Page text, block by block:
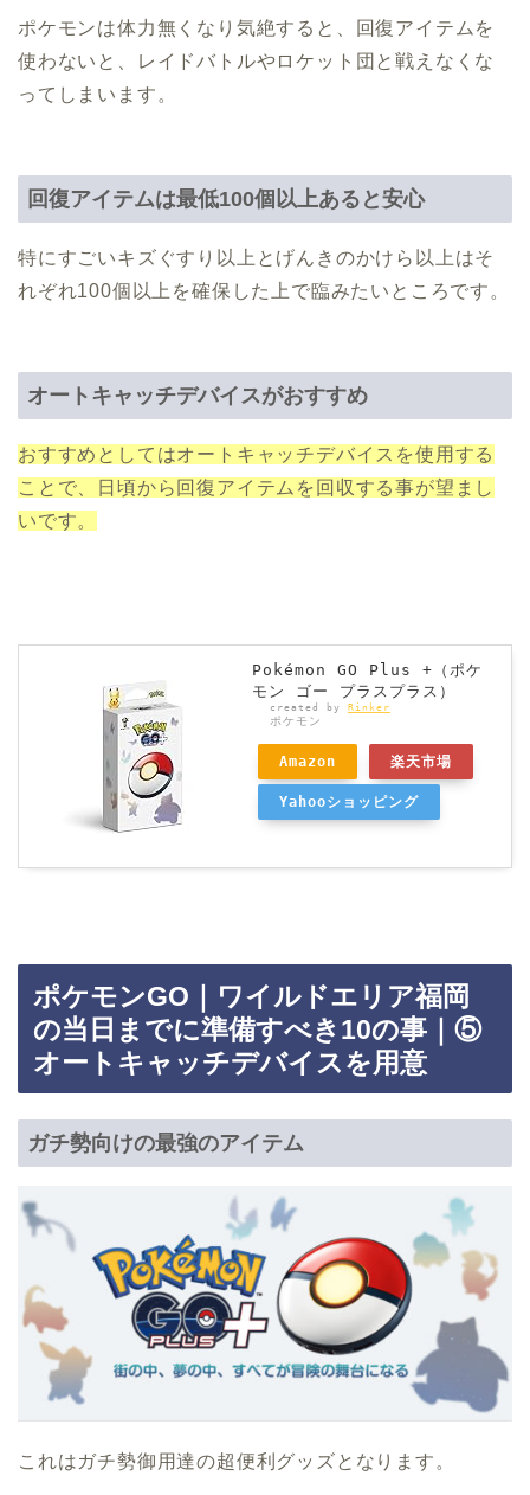
ポケモンは体力無くなり気絶すると、回復アイテムを
使わないと、レイドバトルやロケット団と戦えなくな
ってしまいます。
回復アイテムは最低100個以上あると安心
特にすごいキズぐすり以上とげんきのかけら以上はそ
れぞれ100個以上を確保した上で臨みたいところです。
オートキャッチデバイスがおすすめ
おすすめとしてはオートキャッチデバイスを使用する
ことで、日頃から回復アイテムを回収する事が望まし
いです。
Pokémon GO Plus +（ポケ
モン ゴー プラスプラス）
created by Rinker
ポケモン
Amazon 楽天市場
Yahooショッピング
ポケモンGO｜ワイルドエリア福岡
の当日までに準備すべき10の事｜⑤
オートキャッチデバイスを用意
ガチ勢向けの最強のアイテム
これはガチ勢御用達の超便利グッズとなります。